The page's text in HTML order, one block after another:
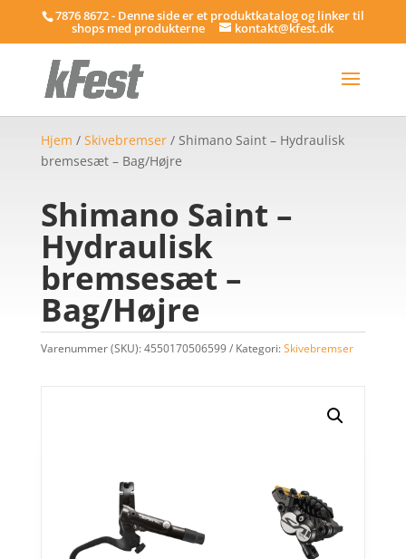
7876 8672 - Denne side er et produktkatalog og linker til
shops med produkterne kontakt@kfest.dk
Hjem / Skivebremser/ Shimano Saint – Hydraulisk
bremsesæt – Bag/Højre
Shimano Saint –
Hydraulisk
bremsesæt –
Bag/Højre
Varenummer (SKU):4550170506599 Kategori:Skivebremser